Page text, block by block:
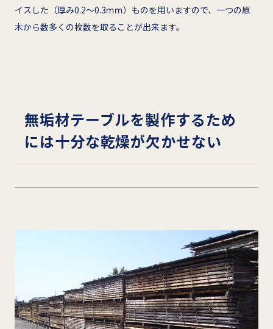
イスした（厚み0.2～0.3ｍｍ）ものを用いますので、一つの原
木から数多くの枚数を取ることが出来ます。
無垢材テーブルを製作するため
には十分な乾燥が欠かせない